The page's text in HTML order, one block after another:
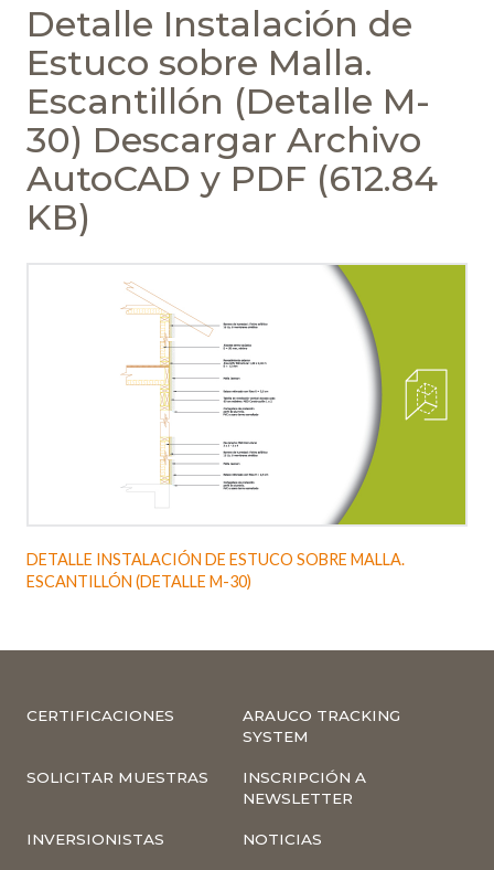
Detalle Instalación de
Estuco sobre Malla.
Escantillón (Detalle M-
30) Descargar Archivo
AutoCAD y PDF (612.84
KB)
DETALLE INSTALACIÓN DE ESTUCO SOBRE MALLA.
ESCANTILLÓN (DETALLE M-30)
CERTIFICACIONES
ARAUCO TRACKING
SYSTEM
SOLICITAR MUESTRAS
INSCRIPCIÓN A
NEWSLETTER
INVERSIONISTAS NOTICIAS